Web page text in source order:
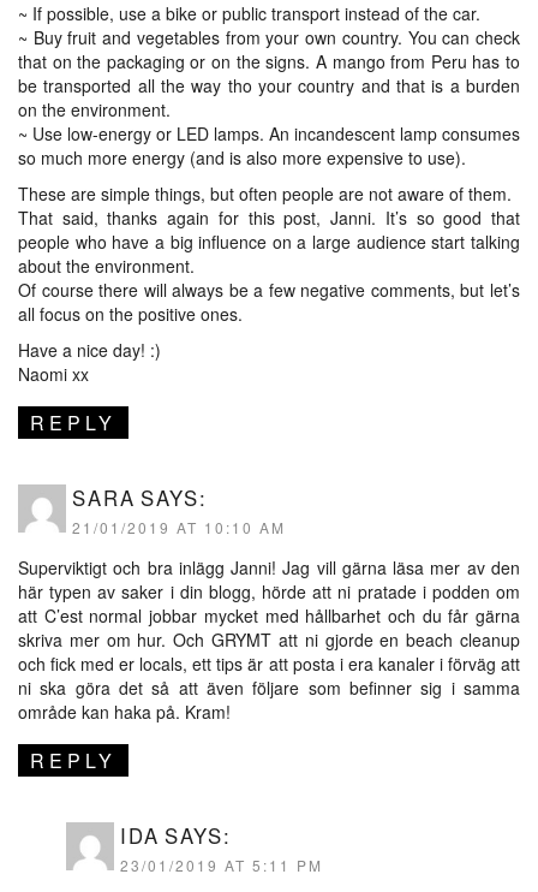
~ If possible, use a bike or public transport instead of the car.
~ Buy fruit and vegetables from your own country. You can check
that on the packaging or on the signs. A mango from Peru has to
be transported all the way tho your country and that is a burden
on the environment.
~ Use low-energy or LED lamps. An incandescent lamp consumes
so much more energy (and is also more expensive to use).
These are simple things, but often people are not aware of them.
That said, thanks again for this post, Janni. It’s so good that
people who have a big influence on a large audience start talking
about the environment.
Of course there will always be a few negative comments, but let’s
all focus on the positive ones.
Have a nice day! :)
Naomi xx
REPLY
SARA SAYS:
21/01/2019 AT 10:10 AM
Superviktigt och bra inlägg Janni! Jag vill gärna läsa mer av den
här typen av saker i din blogg, hörde att ni pratade i podden om
att C’est normal jobbar mycket med hållbarhet och du får gärna
skriva mer om hur. Och GRYMT att ni gjorde en beach cleanup
och fick med er locals, ett tips är att posta i era kanaler i förväg att
ni ska göra det så att även följare som befinner sig i samma
område kan haka på. Kram!
REPLY
IDA SAYS:
23/01/2019 AT 5:11 PM